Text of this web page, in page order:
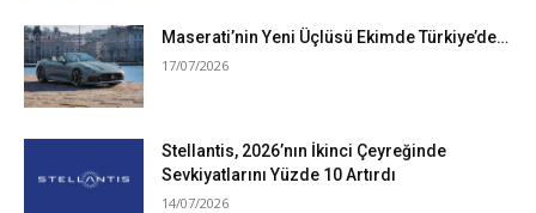
Maserati’nin Yeni Üçlüsü Ekimde Türkiye’de…
17/07/2026
Stellantis, 2026’nın İkinci Çeyreğinde
Sevkiyatlarını Yüzde 10 Artırdı
14/07/2026